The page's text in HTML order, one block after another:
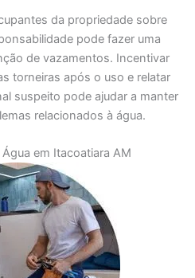
da propriedade sobre
pode fazer uma
de vazamentos. Incentivar
torneiras após o uso e relatar
suspeito pode ajudar a manter
relacionados à água.
em Itacoatiara AM